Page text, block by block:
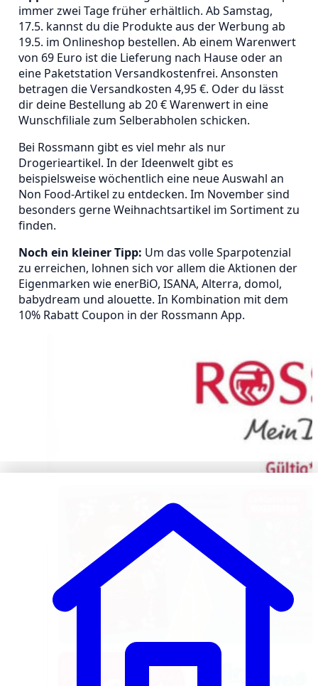
immer zwei Tage früher erhältlich. Ab Samstag,
17.5. kannst du die Produkte aus der Werbung ab
19.5. im Onlineshop bestellen. Ab einem Warenwert
von 69 Euro ist die Lieferung nach Hause oder an
eine Paketstation Versandkostenfrei. Ansonsten
betragen die Versandkosten 4,95 €. Oder du lässt
dir deine Bestellung ab 20 € Warenwert in eine
Wunschfiliale zum Selberabholen schicken.
Bei Rossmann gibt es viel mehr als nur
Drogerieartikel. In der Ideenwelt gibt es
beispielsweise wöchentlich eine neue Auswahl an
Non Food-Artikel zu entdecken. Im November sind
besonders gerne Weihnachtsartikel im Sortiment zu
finden.
Noch ein kleiner Tipp: Um das volle Sparpotenzial
zu erreichen, lohnen sich vor allem die Aktionen der
Eigenmarken wie enerBiO, ISANA, Alterra, domol,
babydream und alouette. In Kombination mit dem
10% Rabatt Coupon in der Rossmann App.